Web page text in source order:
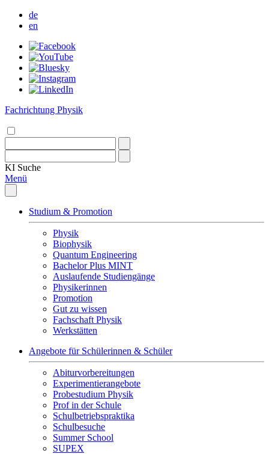
de
en
Fachrichtung Physik
KI Suche
Menü
Studium & Promotion
Physik
Biophysik
Quantum Engineering
Bachelor Plus MINT
Auslaufende Studiengänge
Physikerinnen
Promotion
Gut zu wissen
Fachschaft Physik
Werkstätten
Angebote für Schülerinnen & Schüler
Abiturvorbereitungen
Experimentierangebote
Probestudium Physik
Prof in der Schule
Schulbetriebspraktika
Schulbesuche
Summer School
SUPEX